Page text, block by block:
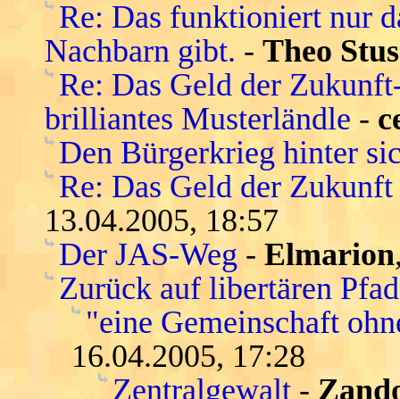
Re: Das funktioniert nur
Nachbarn gibt. - Theo
Re: Das Geld der
brilliantes Musterländle -
Den Bürgerkrieg hinter
Re: Das Geld der
13.04.2005, 18:57
Der JAS-Weg - Elmarion
Zurück auf libertären
"eine Gemeinschaft
16.04.2005, 17:28
Zentralgewalt -